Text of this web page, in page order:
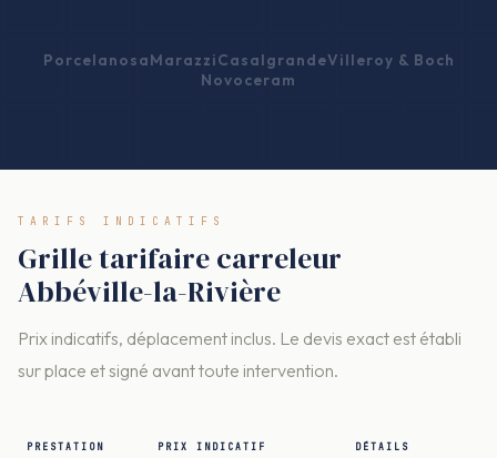
PorcelanosaMarazziCasalgrandeVilleroy & Boch
Novoceram
TARIFS INDICATIFS
Grille tarifaire carreleur
Abbéville-la-Rivière
Prix indicatifs, déplacement inclus. Le devis exact est établi
sur place et signé avant toute intervention.
PRESTATION PRIX INDICATIF DÉTAILS